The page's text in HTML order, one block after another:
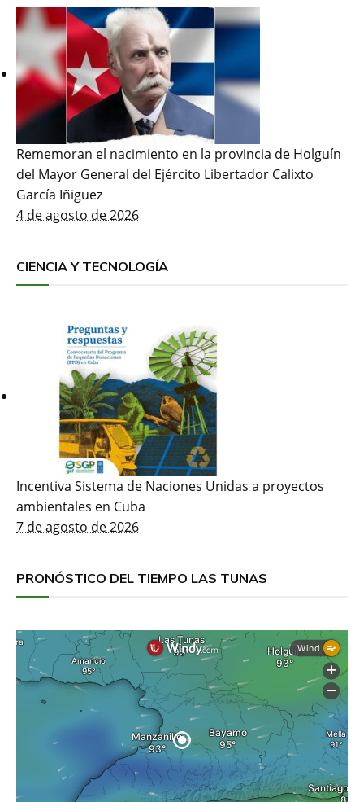
Rememoran el nacimiento en la provincia de Holguín
del Mayor General del Ejército Libertador Calixto
García Iñiguez
4 de agosto de 2026
CIENCIA Y TECNOLOGÍA
Incentiva Sistema de Naciones Unidas a proyectos
ambientales en Cuba
7 de agosto de 2026
PRONÓSTICO DEL TIEMPO LAS TUNAS